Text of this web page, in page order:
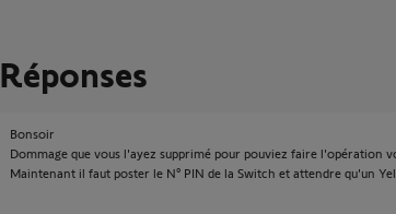
Réponses
Bonsoir
Dommage que vous l'ayez supprimé pour pouviez faire l'opération
Maintenant il faut poster le N° PIN de la Switch et attendre qu'un